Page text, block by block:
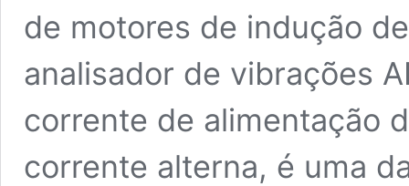
de motores de indução
analisador de vibrações
corrente de alimentação
corrente alterna, é uma